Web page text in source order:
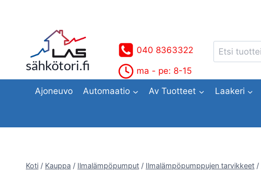
sähkötori.fi
040 8363322
ma - pe: 8-15
Etsi:
Ajoneuvo Automaatio Av Tuotteet Laakeri
Koti / Kauppa / Ilmalämpöpumput / Ilmalämpöpumppujen tarvikkeet /